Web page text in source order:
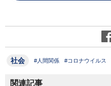
社会 #人間関係 #コロナウイルス
関連記事